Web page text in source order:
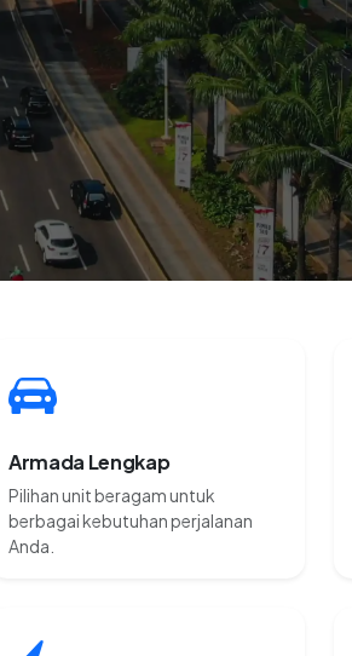
Armada Lengkap
Pilihan unit beragam untuk
berbagai kebutuhan perjalanan
Anda.